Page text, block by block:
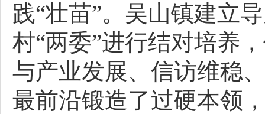
践“壮苗”。吴山镇建立
村“两委”进行结对培养
与产业发展、信访维稳
最前沿锻造了过硬本领